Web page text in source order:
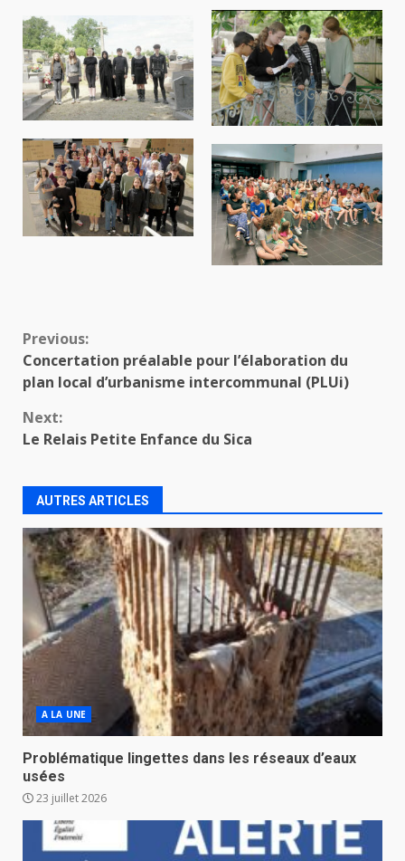
Continue
Reading
Previous:
Concertation préalable pour l’élaboration du
plan local d’urbanisme intercommunal (PLUi)
Next:
Le Relais Petite Enfance du Sica
AUTRES ARTICLES
A LA UNE
Problématique lingettes dans les réseaux d’eaux
usées
23 juillet 2026